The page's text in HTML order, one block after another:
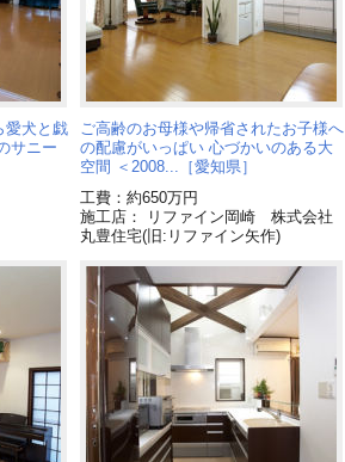
愛犬と戯
サニー
ご高齢のお母様や帰省されたお子様へ
の配慮がいっぱい 心づかいのある大
空間 ＜2008...［愛知県］
工費：約650万円
施工店： リファイン岡崎 株式会社
丸豊住宅(旧:リファイン矢作)